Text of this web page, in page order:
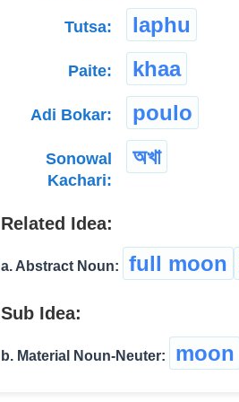
Tutsa: laphu
Paite: khaa
Adi Bokar: poulo
Sonowal
Kachari:
অখা
Related Idea:
a. Abstract Noun: full moon
Sub Idea:
b. Material Noun-Neuter: moon